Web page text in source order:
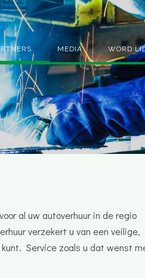
MEDIA WORD
al uw autoverhuur in de regio
verzekert u van een veilige,
Service zoals u dat wenst